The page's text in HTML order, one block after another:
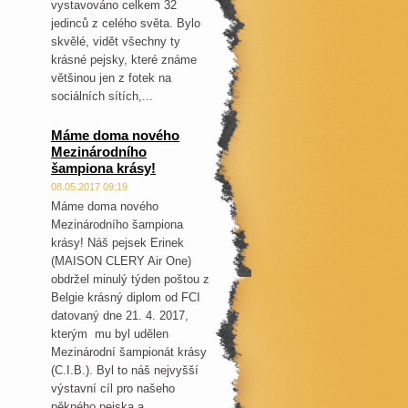
vystavováno celkem 32
jedinců z celého světa. Bylo
skvělé, vidět všechny ty
krásné pejsky, které známe
většinou jen z fotek na
sociálních sítích,...
Máme doma nového
Mezinárodního
šampiona krásy!
08.05.2017 09:19
Máme doma nového
Mezinárodního šampiona
krásy! Náš pejsek Erinek
(MAISON CLERY Air One)
obdržel minulý týden poštou z
Belgie krásný diplom od FCI
datovaný dne 21. 4. 2017,
kterým mu byl udělen
Mezinárodní šampionát krásy
(C.I.B.). Byl to náš nejvyšší
výstavní cíl pro našeho